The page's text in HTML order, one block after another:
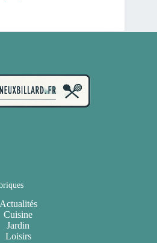
Actualités
Cuisine
Jardin
Loisirs